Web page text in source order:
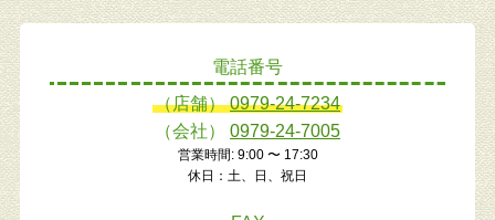
電話番号
（店舗）0979-24-7234
（会社） 0979-24-7005
営業時間: 9:00 〜 17:30
休日：土、日、祝日